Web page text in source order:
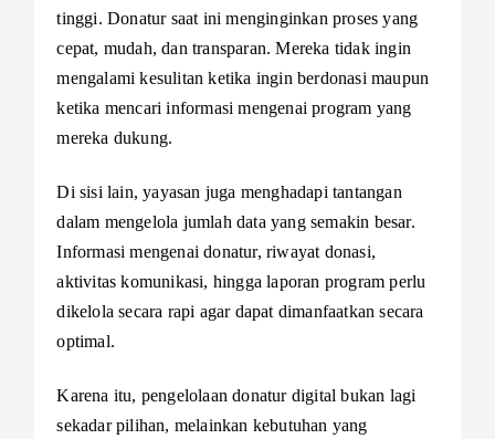
tinggi. Donatur saat ini menginginkan proses yang
cepat, mudah, dan transparan. Mereka tidak ingin
mengalami kesulitan ketika ingin berdonasi maupun
ketika mencari informasi mengenai program yang
mereka dukung.
Di sisi lain, yayasan juga menghadapi tantangan
dalam mengelola jumlah data yang semakin besar.
Informasi mengenai donatur, riwayat donasi,
aktivitas komunikasi, hingga laporan program perlu
dikelola secara rapi agar dapat dimanfaatkan secara
optimal.
Karena itu, pengelolaan donatur digital bukan lagi
sekadar pilihan, melainkan kebutuhan yang